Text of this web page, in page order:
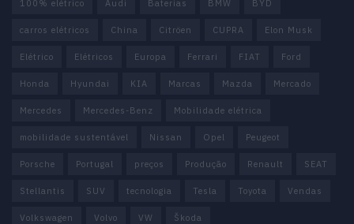
100% elétrico Audi Baterias BMW BYD
carros elétricos China Citröen CUPRA Elon Musk
Elétrico Elétricos Europa Ferrari FIAT Ford
Honda Hyundai KIA Marcas Mazda Mercado
Mercedes Mercedes-Benz Mobilidade elétrica
mobilidade sustentável Nissan Opel Peugeot
Porsche Portugal preços Produção Renault SEAT
Stellantis SUV tecnologia Tesla Toyota Vendas
Volkswagen Volvo VW Škoda